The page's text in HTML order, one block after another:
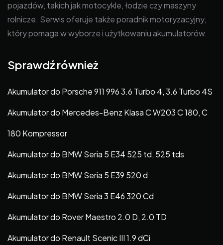
pojazdów, takich jak motocykle, łodzie czy maszyny
rolnicze. Serwis oferuje także poradnik motoryzacyjny,
który pomaga w wyborze i użytkowaniu akumulatorów.
Sprawdź również
Akumulator do Porsche 911 996 3.6 Turbo 4, 3.6 Turbo 4S
Akumulator do Mercedes-Benz Klasa C W203 C 180, C
180 Kompressor
Akumulator do BMW Seria 5 E34 525 td, 525 tds
Akumulator do BMW Seria 5 E39 520 d
Akumulator do BMW Seria 3 E46 320 Cd
Akumulator do Rover Maestro 2.0 D, 2.0 TD
Akumulator do Renault Scenic III 1.9 dCi